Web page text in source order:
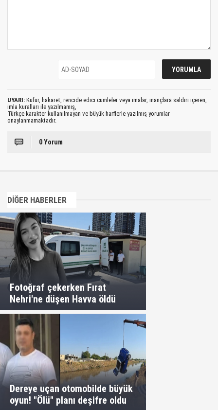
UYARI: Küfür, hakaret, rencide edici cümleler veya imalar, inançlara saldırı içeren,
imla kuralları ile yazılmamış,
Türkçe karakter kullanılmayan ve büyük harflerle yazılmış yorumlar
onaylanmamaktadır.
0 Yorum
DİĞER HABERLER
Fotoğraf çekerken Fırat
Nehri'ne düşen Havva öldü
Dereye uçan otomobilde büyük
oyun! "Ölü" planı deşifre oldu